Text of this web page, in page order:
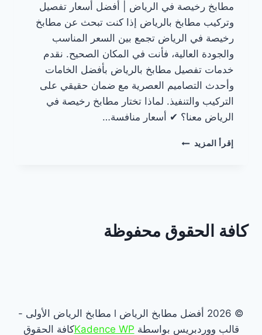
مطابخ رخيصة في الرياض | أفضل أسعار تفصيل
وتركيب مطابخ بالرياض إذا كنت تبحث عن مطابخ
رخيصة في الرياض تجمع بين السعر المناسب
والجودة العالية، فأنت في المكان الصحيح. نقدم
خدمات تفصيل مطابخ بالرياض بأفضل الخامات
وأحدث التصاميم العصرية مع ضمان حقيقي على
التركيب والتنفيذ. لماذا تختار مطابخ رخيصة في
الرياض معنا؟ ✔ أسعار منافسة…
إقرأ المزيد مطابخ
0557094290
كافة الحقوق محفوظة
© 2026 أفضل مطابخ الرياض l مطابخ الرياض الأولى -
قالب ووردبريس بواسطة Kadence WPكافة الحقوق